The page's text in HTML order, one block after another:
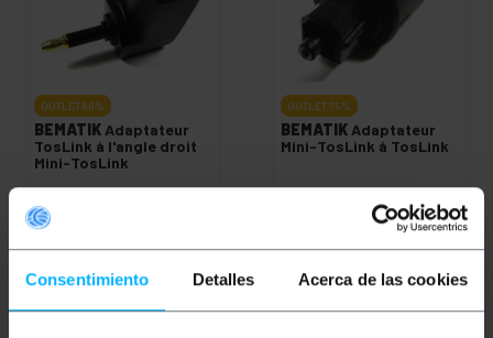
Consentimiento Detalles Acerca de las cookies
OUTLET 80%
BEMATIK Adaptateur
TosLink à l'angle droit
Mini-TosLink
PVP
0,84
0,17€ 0,15€
Livraison immédiate
OUTLET 75%
BEMATIK Adaptateur
Mini-TosLink à TosLink
0,20€
PVD
0,69€
0,17€